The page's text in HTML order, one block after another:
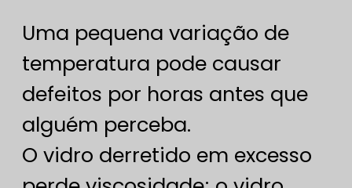
Uma pequena variação de
temperatura pode causar
defeitos por horas antes que
alguém perceba.
O vidro derretido em excesso